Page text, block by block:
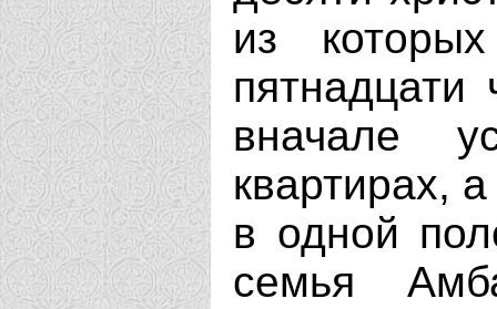
из
пятнадцати
вначале
квартирах,
в одной
семья